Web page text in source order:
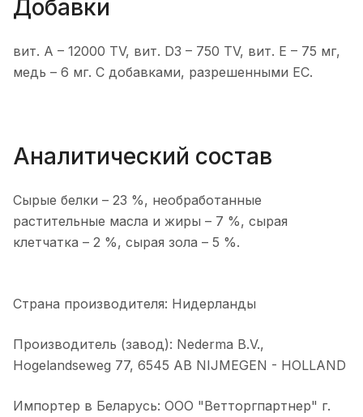
Добавки
вит. A – 12000 TV, вит. D3 – 750 TV, вит. E – 75 мг,
медь – 6 мг. С добавками, разрешенными ЕС.
Аналитический состав
Сырые белки – 23 %, необработанные
растительные масла и жиры – 7 %, сырая
клетчатка – 2 %, сырая зола – 5 %.
Страна производителя: Нидерланды
Производитель (завод): Nederma B.V.,
Hogelandseweg 77, 6545 AB NIJMEGEN - HOLLAND
Импортер в Беларусь: ООО "Ветторгпартнер" г.